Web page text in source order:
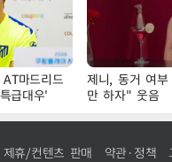
마드리드
급대우'
제니, 동거 여
만 하자" 웃음
제휴/컨텐츠 판매 약관·정책